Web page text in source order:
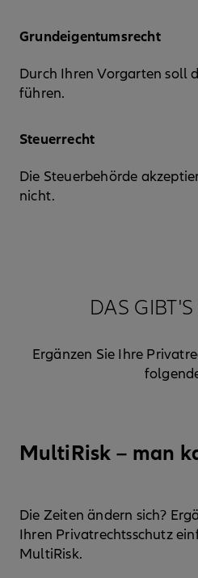
Grundeigentumsrecht
Durch Ihren Vorgarten soll
führen.
Steuerrecht
Die Steuerbehörde
nicht.
DAS
Ergänzen Sie Ihre
MultiRisk – man
Die Zeiten ändern sich?
Ihren Privatrechtsschutz
MultiRisk.